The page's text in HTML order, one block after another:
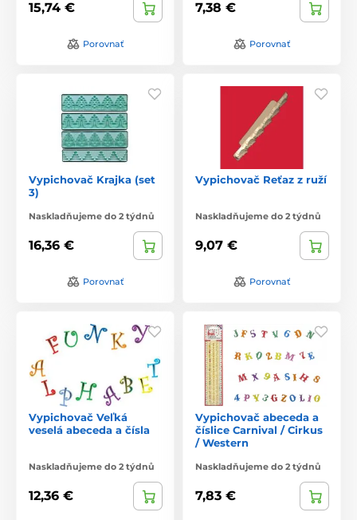
15,74 €
Porovnať
7,38 €
Porovnať
Vypichovač Krajka (set
3)
Naskladňujeme do 2 týdnů
16,36 €
Porovnať
Vypichovač Reťaz z ruží
Naskladňujeme do 2 týdnů
9,07 €
Porovnať
Vypichovač Veľká
veselá abeceda a čísla
Naskladňujeme do 2 týdnů
12,36 €
Vypichovač abeceda a
číslice Carnival / Cirkus
/ Western
Naskladňujeme do 2 týdnů
7,83 €